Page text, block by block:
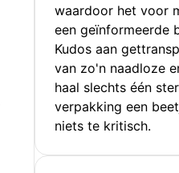
waardoor het voor
een geïnformeerde
Kudos aan
van zo'n naadloze
haal slechts één
verpakking een
niets te kritisch.